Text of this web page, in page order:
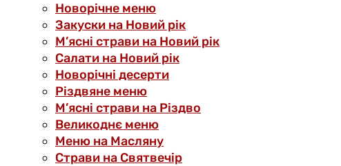
Новорічне меню
Закуски на Новий рік
М’ясні страви на Новий рік
Салати на Новий рік
Новорічні десерти
Різдвяне меню
М’ясні страви на Різдво
Великоднє меню
Меню на Масляну
Страви на Святвечір